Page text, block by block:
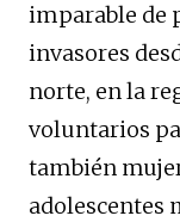
imparable de
invasores
norte, en la
voluntarios
también
adolescentes